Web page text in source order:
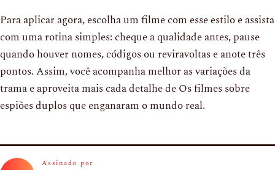
Para aplicar agora, escolha um filme com esse estilo e assista
com uma rotina simples: cheque a qualidade antes, pause
quando houver nomes, códigos ou reviravoltas e anote três
pontos. Assim, você acompanha melhor as variações da
trama e aproveita mais cada detalhe de Os filmes sobre
espiões duplos que enganaram o mundo real.
Assinado por